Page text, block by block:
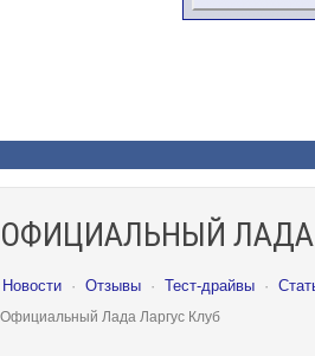
ОФИЦИАЛЬНЫЙ ЛАДА
Новости · Отзывы · Тест-драйвы ·
Официальный Лада Ларгус Клуб